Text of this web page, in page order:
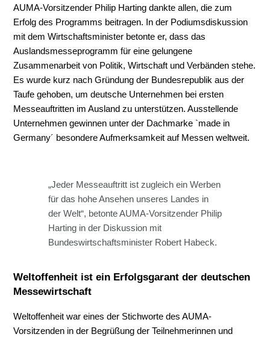
AUMA-Vorsitzender Philip Harting dankte allen, die zum
Erfolg des Programms beitragen. In der Podiumsdiskussion
mit dem Wirtschaftsminister betonte er, dass das
Auslandsmesseprogramm für eine gelungene
Zusammenarbeit von Politik, Wirtschaft und Verbänden stehe.
Es wurde kurz nach Gründung der Bundesrepublik aus der
Taufe gehoben, um deutsche Unternehmen bei ersten
Messeauftritten im Ausland zu unterstützen. Ausstellende
Unternehmen gewinnen unter der Dachmarke `made in
Germany´ besondere Aufmerksamkeit auf Messen weltweit.
„Jeder Messeauftritt ist zugleich ein Werben
für das hohe Ansehen unseres Landes in
der Welt“, betonte AUMA-Vorsitzender Philip
Harting in der Diskussion mit
Bundeswirtschaftsminister Robert Habeck.
Weltoffenheit ist ein Erfolgsgarant der deutschen
Messewirtschaft
Weltoffenheit war eines der Stichworte des AUMA-
Vorsitzenden in der Begrüßung der Teilnehmerinnen und